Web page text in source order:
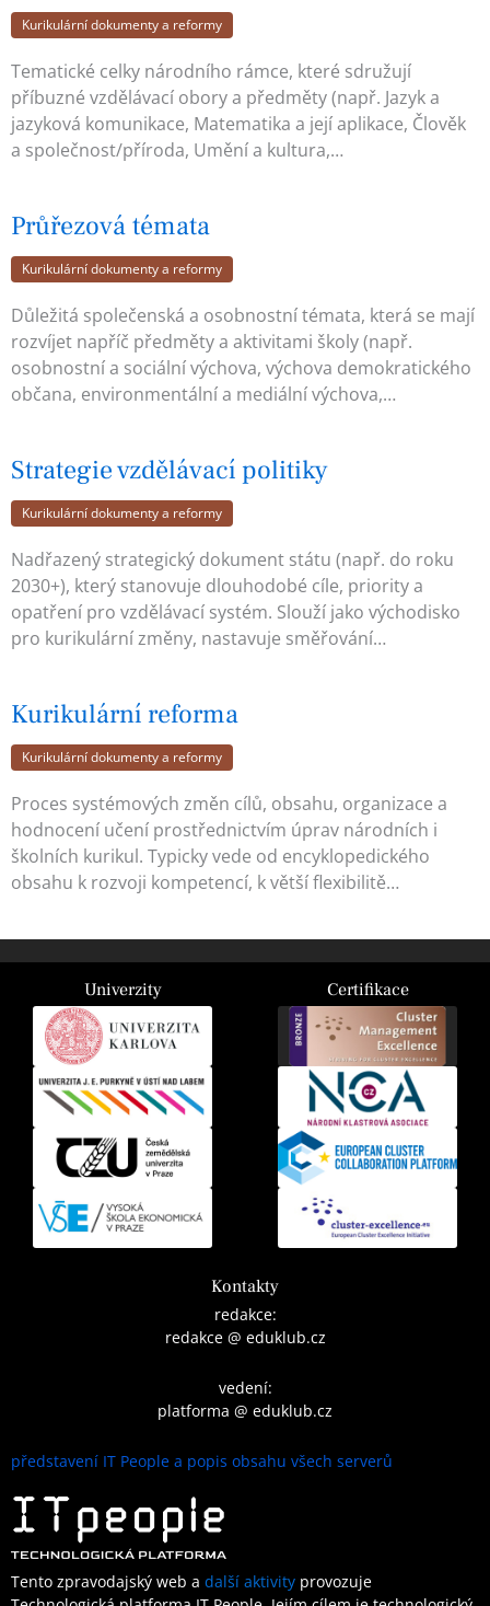
Kurikulární dokumenty a reformy
Tematické celky národního rámce, které sdružují
příbuzné vzdělávací obory a předměty (např. Jazyk a
jazyková komunikace, Matematika a její aplikace, Člověk
a společnost/příroda, Umění a kultura,…
Průřezová témata
Kurikulární dokumenty a reformy
Důležitá společenská a osobnostní témata, která se mají
rozvíjet napříč předměty a aktivitami školy (např.
osobnostní a sociální výchova, výchova demokratického
občana, environmentální a mediální výchova,…
Strategie vzdělávací politiky
Kurikulární dokumenty a reformy
Nadřazený strategický dokument státu (např. do roku
2030+), který stanovuje dlouhodobé cíle, priority a
opatření pro vzdělávací systém. Slouží jako východisko
pro kurikulární změny, nastavuje směřování…
Kurikulární reforma
Kurikulární dokumenty a reformy
Proces systémových změn cílů, obsahu, organizace a
hodnocení učení prostřednictvím úprav národních i
školních kurikul. Typicky vede od encyklopedického
obsahu k rozvoji kompetencí, k větší flexibilitě…
Univerzity Certifikace
Kontakty
redakce:
redakce @ eduklub.cz
vedení:
platforma @ eduklub.cz
představení IT People a popis obsahu všech serverů
Tento zpravodajský web a další aktivity provozuje